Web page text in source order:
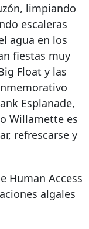
limpiando
escaleras
agua en los
fiestas muy
Float y las
Esplanade,
Willamette es
refrescarse y
Human Access
algales